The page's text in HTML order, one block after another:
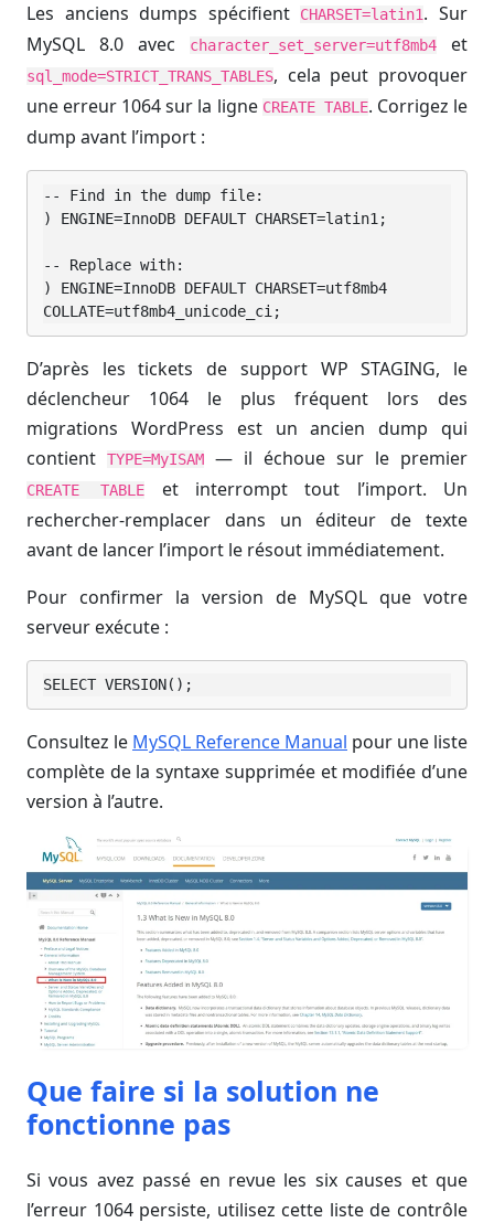
Les anciens dumps spécifient
CHARSET=latin1. Sur
MySQL 8.0 avec
character_set_server=utf8mb4 et
sql_mode=STRICT_TRANS_TABLES, cela peut provoquer
une erreur 1064 sur la ligne CREATE TABLE. Corrigez le
dump avant l’import :
-- Find in the dump file:
) ENGINE=InnoDB DEFAULT CHARSET=latin1;
-- Replace with:
) ENGINE=InnoDB DEFAULT CHARSET=utf8mb4
COLLATE=utf8mb4_unicode_ci;
D’après les tickets de support WP STAGING, le
déclencheur 1064 le plus fréquent lors des
migrations WordPress est un ancien dump qui
contient
TYPE=MyISAM — il échoue sur le premier
CREATE TABLE
et interrompt tout l’import. Un
rechercher-remplacer dans un éditeur de texte
avant de lancer l’import le résout immédiatement.
Pour confirmer la version de MySQL que votre
serveur exécute :
SELECT VERSION();
Consultez le MySQL Reference Manual pour une liste
complète de la syntaxe supprimée et modifiée d’une
version à l’autre.
Que faire si la solution ne
fonctionne pas
Si vous avez passé en revue les six causes et que
l’erreur 1064 persiste, utilisez cette liste de contrôle